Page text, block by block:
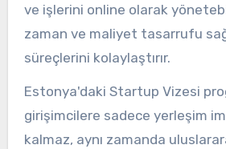
ve işlerini online olarak
zaman ve maliyet tasarrufu
süreçlerini kolaylaştırır.
Estonya'daki Startup Vizesi
girişimcilere sadece yerleşim
kalmaz, aynı zamanda